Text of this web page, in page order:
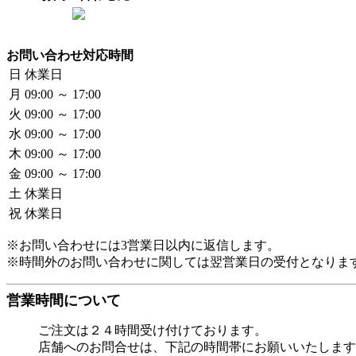
お問い合わせ対応時間
日 休業日
月 09:00 ～ 17:00
火 09:00 ～ 17:00
水 09:00 ～ 17:00
木 09:00 ～ 17:00
金 09:00 ～ 17:00
土 休業日
祝 休業日
※お問い合わせには3営業日以内に返信します。
※時間外のお問い合わせに関しては翌営業日の受付となりま
営業時間について
ご注文は２４時間受け付けております。
店舗へのお問合せは、下記の時間帯にお願いいたしま